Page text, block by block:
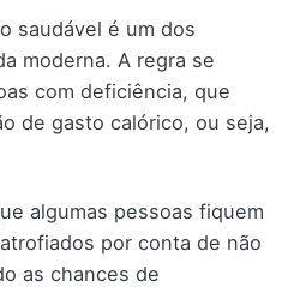
saudável é um dos
moderna. A regra se
com deficiência, que
de gasto calórico, ou seja,
algumas pessoas fiquem
por conta de não
as chances de